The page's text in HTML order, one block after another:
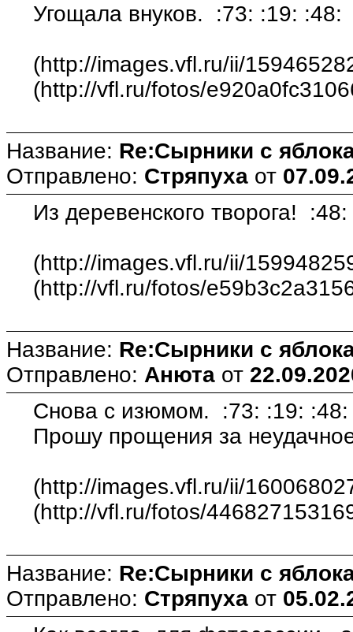
Угощала внуков. :73: :19: :48:
(http://images.vfl.ru/ii/
(http://vfl.ru/fotos/
Название: Re:Сырники с
Отправлено: Стряпуха от
Из деревенского творога!
(http://images.vfl.ru/ii/
(http://vfl.ru/fotos/
Название: Re:Сырники с
Отправлено: Анюта от
Снова с изюмом. :73: :19: :48:
Прошу прощения за
(http://images.vfl.ru/ii/
(http://vfl.ru/fotos/
Название: Re:Сырники с
Отправлено: Стряпуха от